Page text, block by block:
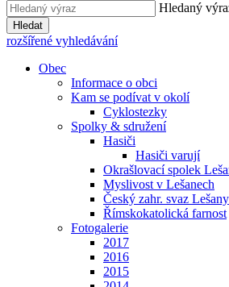
Hledaný
Hledat
rozšířené vyhledávání
Obec
Informace o obci
Kam se podívat v okolí
Cyklostezky
Spolky & sdružení
Hasiči
Hasiči varují
Okrašlovací spolek
Myslivost v Lešanech
Český zahr. svaz Lešany
Římskokatolická farnost
Fotogalerie
2017
2016
2015